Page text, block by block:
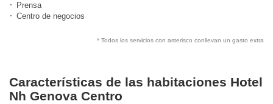
Prensa
Centro de negocios
* Todos los servicios con asterisco conllevan un gasto extra
Características de las habitaciones Hotel
Nh Genova Centro